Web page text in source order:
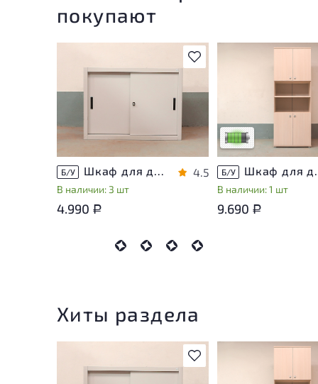
покупают
В избранное
Б/У Шкаф для документов Металл
В наличии: 3 шт
4.5
4.990 Р
незначительные
эксплуатации, не
использования
Низкая степень
Б/У Шкаф для
В наличии: 1 шт
9.690 Р
Хиты раздела
В избранное